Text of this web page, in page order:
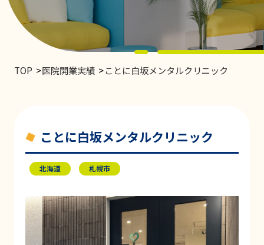
TOP 医院開業実績 ことに白坂メンタルクリニック
ことに白坂メンタルクリニック
北海道 札幌市